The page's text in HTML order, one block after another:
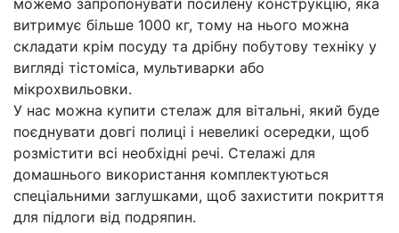
витримує більше 1000 кг, тому на нього можна
складати крім посуду та дрібну побутову техніку у
вигляді тістоміса, мультиварки або
мікрохвильовки.
У нас можна купити стелаж для вітальні, який буде
поєднувати довгі полиці і невеликі осередки, щоб
розмістити всі необхідні речі. Стелажі для
домашнього використання комплектуються
спеціальними заглушками, щоб захистити покриття
для підлоги від подряпин.